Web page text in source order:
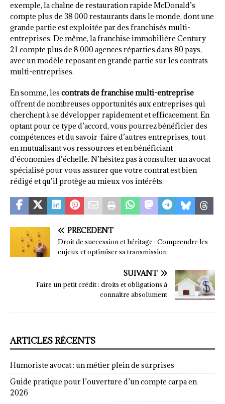
exemple, la chaîne de restauration rapide McDonald’s
compte plus de 38 000 restaurants dans le monde, dont une
grande partie est exploitée par des franchisés multi-
entreprises. De même, la franchise immobilière Century
21 compte plus de 8 000 agences réparties dans 80 pays,
avec un modèle reposant en grande partie sur les contrats
multi-entreprises.
En somme, les contrats de franchise multi-entreprise
offrent de nombreuses opportunités aux entreprises qui
cherchent à se développer rapidement et efficacement. En
optant pour ce type d’accord, vous pourrez bénéficier des
compétences et du savoir-faire d’autres entreprises, tout
en mutualisant vos ressources et en bénéficiant
d’économies d’échelle. N’hésitez pas à consulter un avocat
spécialisé pour vous assurer que votre contrat est bien
rédigé et qu’il protège au mieux vos intérêts.
PRÉCÉDENT
Droit de succession et héritage : Comprendre les
enjeux et optimiser sa transmission
SUIVANT
Faire un petit crédit : droits et obligations à
connaître absolument
ARTICLES RÉCENTS
Humoriste avocat : un métier plein de surprises
Guide pratique pour l’ouverture d’un compte carpa en
2026